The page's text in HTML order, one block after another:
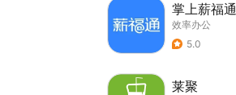
掌上薪福通
效率办公
5.0
莱聚